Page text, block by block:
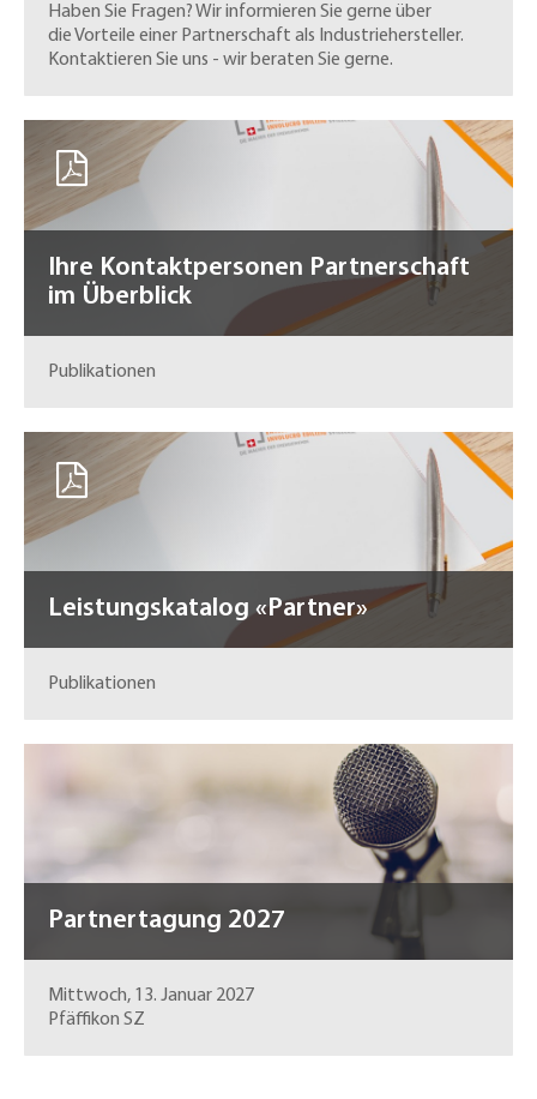
Haben Sie Fragen? Wir informieren Sie gerne über
die Vorteile einer Partnerschaft als Industriehersteller.
Kontaktieren Sie uns - wir beraten Sie gerne.
Ihre Kontaktpersonen Partnerschaft
im Überblick
Publikationen
Leistungskatalog «Partner»
Publikationen
Partnertagung 2027
Mittwoch, 13. Januar 2027
Pfäffikon SZ